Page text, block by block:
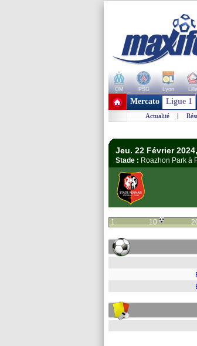
OM PSG Lyon Lille
+ de clubs
Mercato Ligue 1
Actualité |
Jeu. 22 Février
Stade : Roazhon Park
1 10